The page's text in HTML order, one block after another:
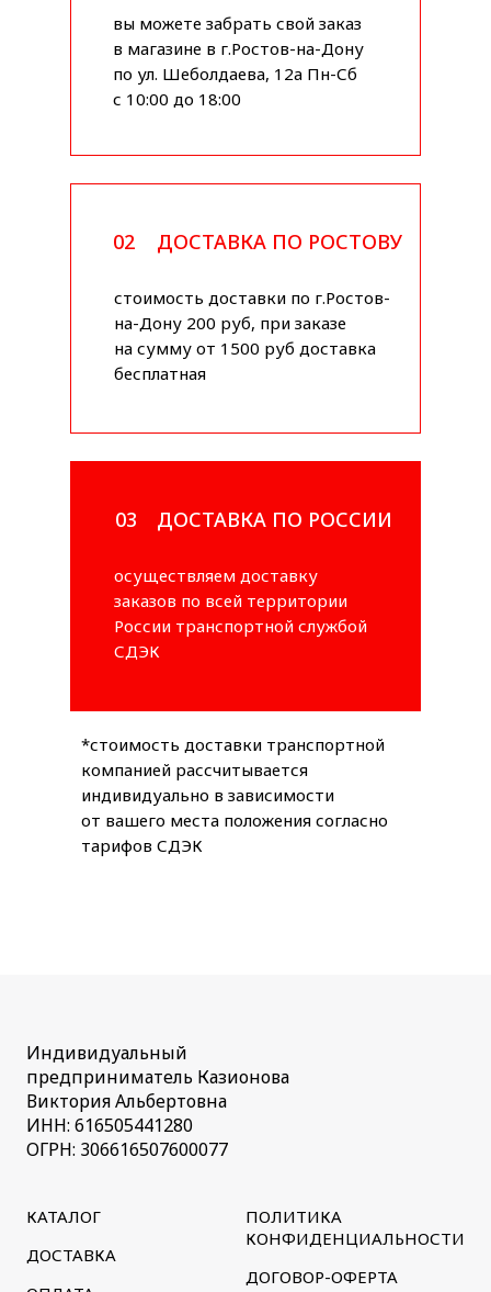
вы можете забрать свой заказ
в магазине в г.Ростов-на-Дону
по ул. Шеболдаева, 12а Пн-Сб
с 10:00 до 18:00
ДОСТАВКА ПО РОСТОВУ
02
стоимость доставки по г.Ростов-
на-Дону 200 руб, при заказе
на сумму от 1500 руб доставка
бесплатная
ДОСТАВКА ПО РОССИИ
03
осуществляем доставку
заказов по всей территории
России транспортной службой
СДЭК
*стоимость доставки транспортной
компанией рассчитывается
индивидуально в зависимости
от вашего места положения согласно
тарифов СДЭК
Индивидуальный
предприниматель Казионова
Виктория Альбертовна
ИНН: 616505441280
ОГРН: 306616507600077
КАТАЛОГ
ДОСТАВКА
ПОЛИТИКА
КОНФИДЕНЦИАЛЬНОСТИ
ДОГОВОР-ОФЕРТА